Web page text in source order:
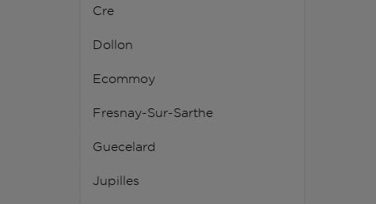
Cre
Dollon
Ecommoy
Fresnay-Sur-Sarthe
Guecelard
Jupilles